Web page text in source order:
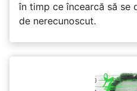
în timp ce încearcă să se
de nerecunoscut.